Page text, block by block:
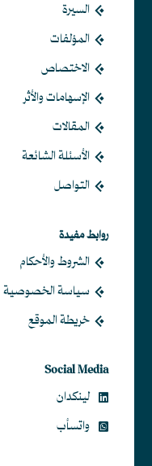
السيرة
المؤلفات
الاختصاص
الإسهامات والأثر
المقالات
الأسئلة الشائعة
التواصل
روابط مفيدة
الشروط والأحكام
سياسة الخصوصية
خريطة الموقع
Social Media
لينكدان
واتسأب